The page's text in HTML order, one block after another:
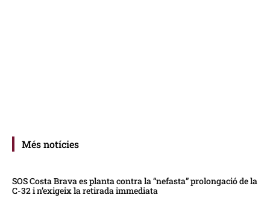
Més notícies
SOS Costa Brava es planta contra la “nefasta” prolongació de la
C-32 i n’exigeix la retirada immediata